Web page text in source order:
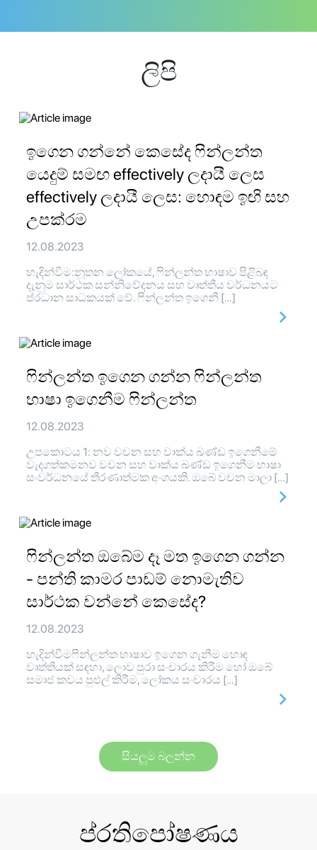
ලිපි
ඉගෙන ගන්නේ කෙසේද ෆින්ලන්ත
යෙදුම් සමඟ effectively ලදායී ලෙස
effectively ලදායී ලෙස: හොඳම ඉඟි සහ
උපක්රම
12.08.2023
හැදින්වීම:නූතන ලෝකයේ, ෆින්ලන්ත භාෂාව පිළිබඳ
දැනුම සාර්ථක සන්නිවේදනය සහ වෘත්තීය වර්ධනයට
ප්රධාන සාධකයක් වේ. ෆින්ලන්ත ඉගෙනී […]
ෆින්ලන්ත ඉගෙන ගන්න ෆින්ලන්ත
භාෂා ඉගෙනීම ෆින්ලන්ත
12.08.2023
උපකොටය 1: නව වචන සහ වාක්ය ඛණ්ඩ ඉගෙනීමේ
වැදගත්කමනව වචන සහ වාක්ය ඛණ්ඩ ඉගෙනීම භාෂා
සංවර්ධනයේ තීරණාත්මක අංගයකි. ඔබේ වචන මාලා […]
ෆින්ලන්ත ඔබේම දෑ මත ඉගෙන ගන්න
- පන්ති කාමර පාඩම් නොමැතිව
සාර්ථක වන්නේ කෙසේද?
12.08.2023
හැදින්වීමෆින්ලන්ත භාෂාව ඉගෙන ගැනීම හොඳ
වෘත්තියක් සඳහා, ලොව පුරා සංචාරය කිරීම හෝ ඔබේ
සමාජ කවය ​​පුළුල් කිරීම, ලෝකය සංචාරය […]
සියලුම බලන්න
ප්රතිපෝෂණය